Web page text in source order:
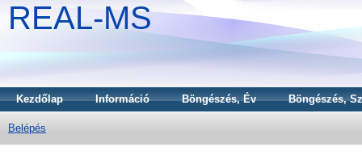
REAL-MS
Kezdőlap Információ Böngészés, Év Böngészés,
Belépés